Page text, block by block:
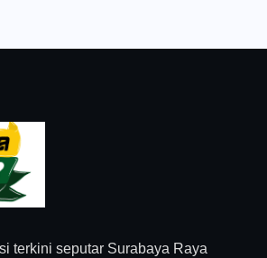
terkini seputar Surabaya Raya